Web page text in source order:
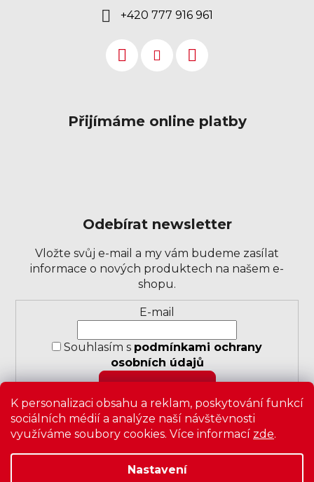
K personalizaci obsahu a reklam, poskytování funkcí
sociálních médií a analýze naší návštěvnosti
využíváme soubory cookies. Více informací zde.
Nastavení
+420 777 916 961
Přijímáme online platby
Odebírat newsletter
Vložte svůj e-mail a my vám budeme zasílat
informace o nových produktech na našem e-
shopu.
odběru
E-mail
Souhlasím s podmínkami ochrany
osobních údajů